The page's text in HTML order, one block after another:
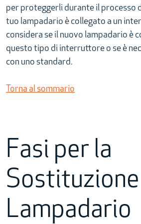
per proteggerli durante il processo
tuo lampadario è collegato a un
considera se il nuovo lampadario è
questo tipo di interruttore o se è
con uno standard.
Torna al sommario
Fasi per la
Lampadario